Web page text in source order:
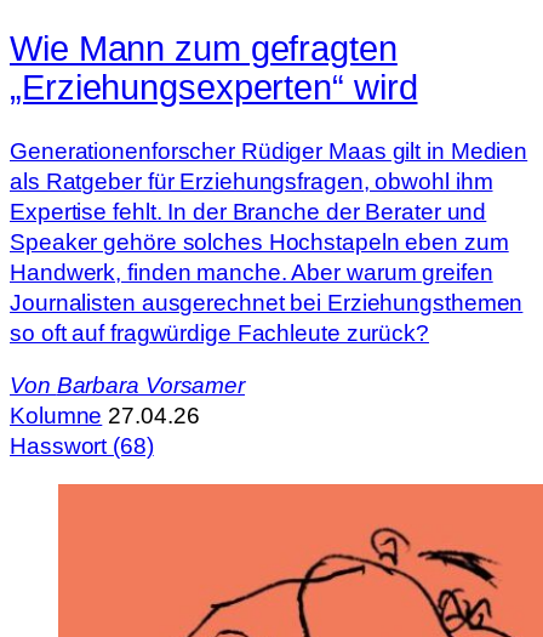
Wie Mann zum gefragten
„Erziehungsexperten“ wird
Generationenforscher Rüdiger Maas gilt in Medien
als Ratgeber für Erziehungsfragen, obwohl ihm
Expertise fehlt. In der Branche der Berater und
Speaker gehöre solches Hochstapeln eben zum
Handwerk, finden manche. Aber warum greifen
Journalisten ausgerechnet bei Erziehungsthemen
so oft auf fragwürdige Fachleute zurück?
Von Barbara Vorsamer
Kolumne 27.04.26
Hasswort (68)